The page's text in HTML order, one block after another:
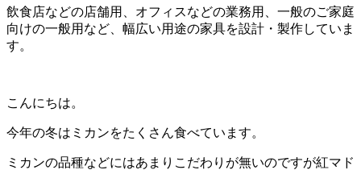
飲食店などの店舗用、オフィスなどの業務用、一般のご家庭
向けの一般用など、幅広い用途の家具を設計・製作していま
す。
こんにちは。
今年の冬はミカンをたくさん食べています。
ミカンの品種などにはあまりこだわりが無いのですが紅マド